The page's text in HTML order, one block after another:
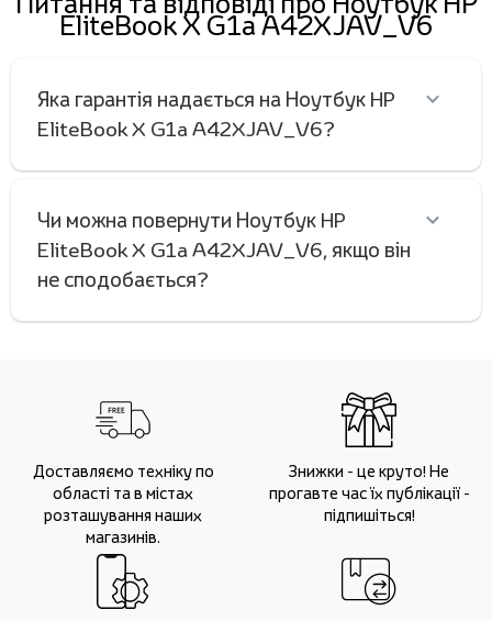
EliteBook X G1a A42XJAV_V6
Яка гарантія надається на Ноутбук HP
EliteBook X G1a A42XJAV_V6?
Чи можна повернути Ноутбук HP
EliteBook X G1a A42XJAV_V6, якщо він
не сподобається?
Доставляємо техніку по
області та в містах
розташування наших
магазинів.
Знижки - це круто! Не
прогавте час їх публікації -
підпишіться!